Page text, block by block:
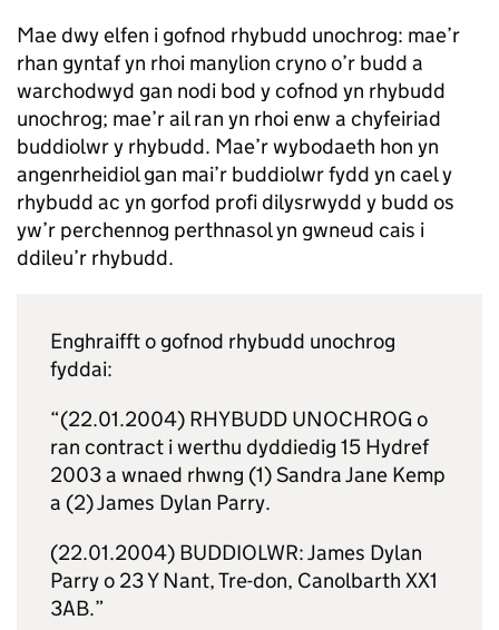
Mae dwy elfen i gofnod rhybudd unochrog: mae’r
rhan gyntaf yn rhoi manylion cryno o’r budd a
warchodwyd gan nodi bod y cofnod yn rhybudd
unochrog; mae’r ail ran yn rhoi enw a chyfeiriad
buddiolwr y rhybudd. Mae’r wybodaeth hon yn
angenrheidiol gan mai’r buddiolwr fydd yn cael y
rhybudd ac yn gorfod profi dilysrwydd y budd os
yw’r perchennog perthnasol yn gwneud cais i
ddileu’r rhybudd.
Enghraifft o gofnod rhybudd unochrog
fyddai:
“(22.01.2004) RHYBUDD UNOCHROG o
ran contract i werthu dyddiedig 15 Hydref
2003 a wnaed rhwng (1) Sandra Jane Kemp
a (2) James Dylan Parry.
(22.01.2004) BUDDIOLWR: James Dylan
Parry o 23 Y Nant, Tre-don, Canolbarth XX1
3AB.”